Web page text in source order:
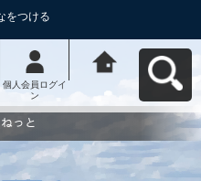
をつける
個人会員ログイ
ン
動応援ｻｲﾄ はち
コミねっとへ戻
っと